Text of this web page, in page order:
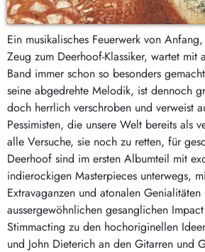
Ein musikalisches Feuerwerk von
Zeug zum Deerhoof-Klassiker, wartet mit
Band immer schon so besonders
seine abgedrehte Melodik, ist dennoch
doch herrlich verschroben und verweist
Pessimisten, die unsere Welt bereits als
alle Versuche, sie noch zu retten, für
Deerhoof sind im ersten Albumteil mit
indierockigen Masterpieces unterwegs,
Extravaganzen und atonalen
aussergewöhnlichen gesanglichen
Stimmacting zu den hochoriginellen
und John Dieterich an den Gitarren und